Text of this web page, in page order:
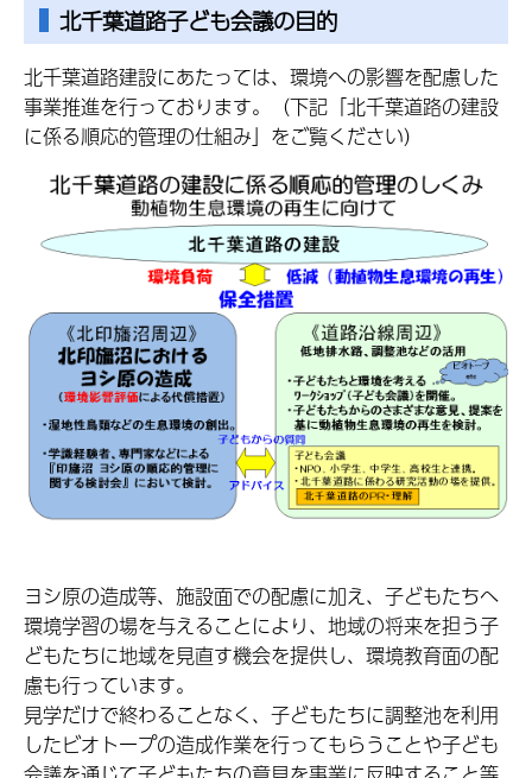
北千葉道路子ども会議の目的
北千葉道路建設にあたっては、環境への影響を配慮した
事業推進を行っております。（下記「北千葉道路の建設
に係る順応的管理の仕組み」をご覧ください）
ヨシ原の造成等、施設面での配慮に加え、子どもたちへ
環境学習の場を与えることにより、地域の将来を担う子
どもたちに地域を見直す機会を提供し、環境教育面の配
慮も行っています。
見学だけで終わることなく、子どもたちに調整池を利用
したビオトープの造成作業を行ってもらうことや子ども